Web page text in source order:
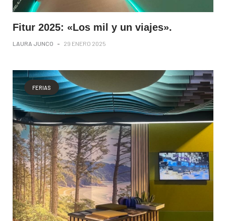
Fitur 2025: «Los mil y un viajes».
LAURA JUNCO - 29 ENERO 2025
FERIAS